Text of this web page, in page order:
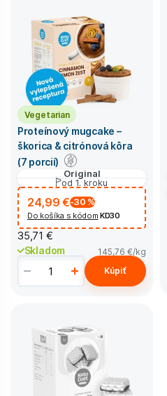
Vegetarian
Proteínový mugcake –
škorica & citrónová kôra
(7 porcií)
Original
od 1. kroku
24,99 €-30 %
Do košíka s kódom KD30
35,71 €
Skladom 145,76 €/kg
Kúpiť